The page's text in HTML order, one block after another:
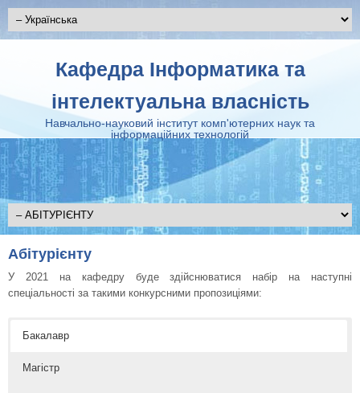
Кафедра Інформатика та
інтелектуальна власність
Навчально-науковий інститут комп'ютерних наук та
інформаційних технологій
Абітурієнту
У 2021 на кафедру буде здійснюватися набір на наступні
спеціальності за такими конкурсними пропозиціями:
Бакалавр
Магістр